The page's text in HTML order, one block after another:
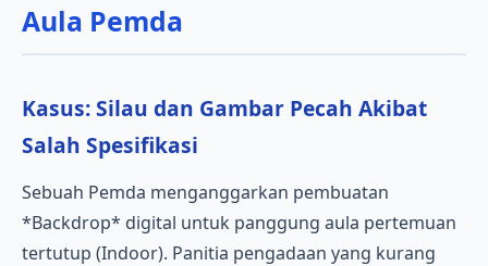
Aula Pemda
Kasus: Silau dan Gambar Pecah Akibat
Salah Spesifikasi
Sebuah Pemda menganggarkan pembuatan
*Backdrop* digital untuk panggung aula pertemuan
tertutup (Indoor). Panitia pengadaan yang kurang